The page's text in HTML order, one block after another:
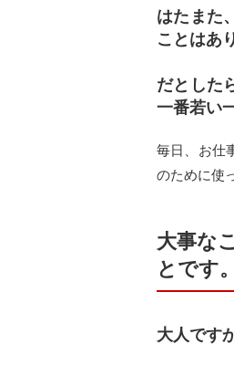
はたまた
ことはあ
だとした
一番若い
毎日、お仕
のために使
大事な
とです。
大人です